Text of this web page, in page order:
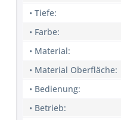
• Tiefe:
• Farbe:
• Material:
• Material Oberfläche:
• Bedienung:
• Betrieb: